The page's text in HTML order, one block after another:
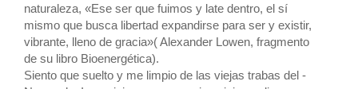
naturaleza, «Ese ser que fuimos y late dentro, el sí
mismo que busca libertad expandirse para ser y existir,
vibrante, lleno de gracia»( Alexander Lowen, fragmento
de su libro Bioenergética).
Siento que suelto y me limpio de las viejas trabas del -